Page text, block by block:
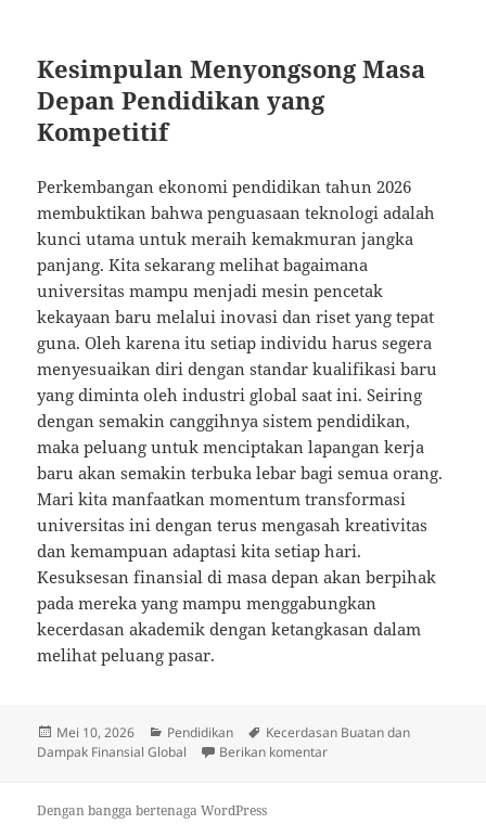
Kesimpulan Menyongsong Masa
Depan Pendidikan yang
Kompetitif
Perkembangan ekonomi pendidikan tahun 2026
membuktikan bahwa penguasaan teknologi adalah
kunci utama untuk meraih kemakmuran jangka
panjang. Kita sekarang melihat bagaimana
universitas mampu menjadi mesin pencetak
kekayaan baru melalui inovasi dan riset yang tepat
guna. Oleh karena itu setiap individu harus segera
menyesuaikan diri dengan standar kualifikasi baru
yang diminta oleh industri global saat ini. Seiring
dengan semakin canggihnya sistem pendidikan,
maka peluang untuk menciptakan lapangan kerja
baru akan semakin terbuka lebar bagi semua orang.
Mari kita manfaatkan momentum transformasi
universitas ini dengan terus mengasah kreativitas
dan kemampuan adaptasi kita setiap hari.
Kesuksesan finansial di masa depan akan berpihak
pada mereka yang mampu menggabungkan
kecerdasan akademik dengan ketangkasan dalam
melihat peluang pasar.
Diposkan
pada
Mei 10, 2026 Kategori
Pendidikan Tag
Kecerdasan Buatan dan
Dampak Finansial Global
Berikan komentaruntuk Menavigasi
Dengan bangga bertenaga WordPress